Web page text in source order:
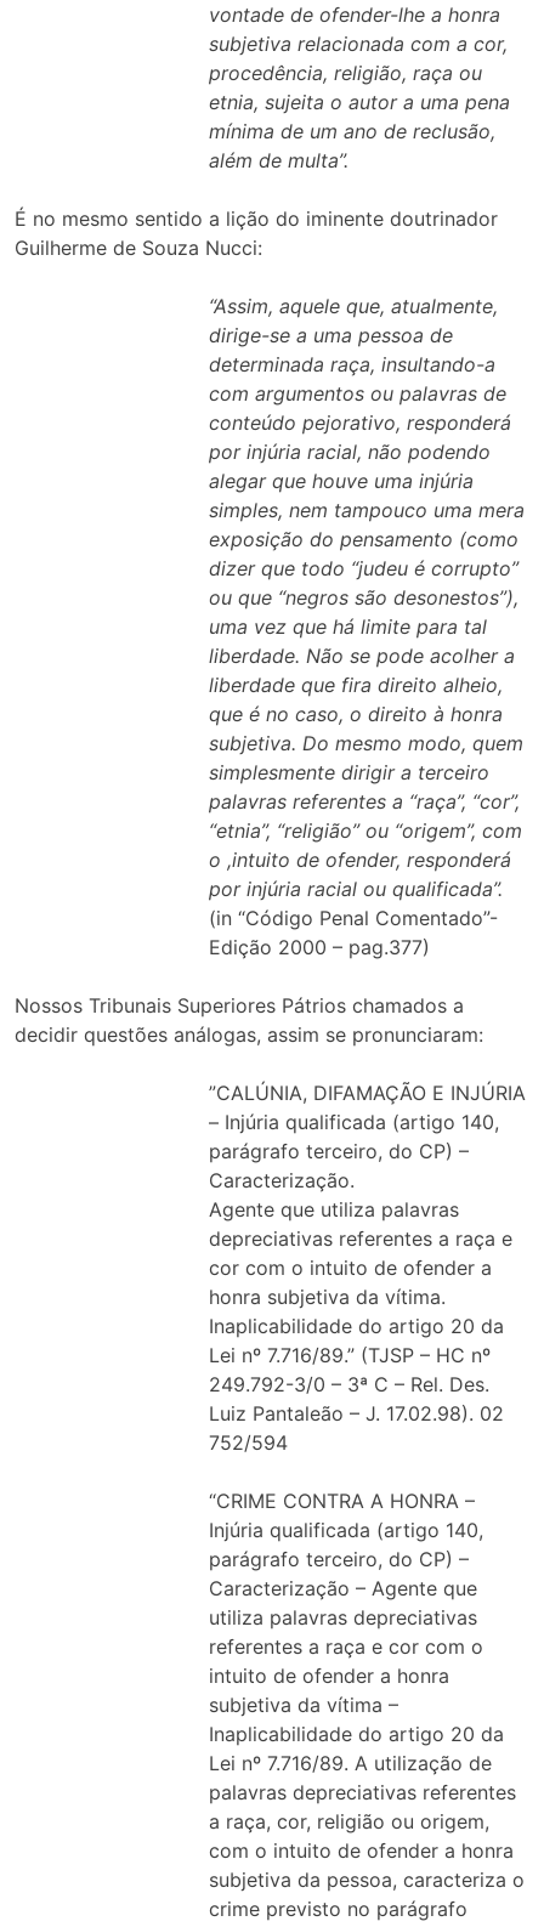
vontade de ofender-lhe a honra
subjetiva relacionada com a cor,
procedência, religião, raça ou
etnia, sujeita o autor a uma pena
mínima de um ano de reclusão,
além de multa”.
É no mesmo sentido a lição do iminente doutrinador
Guilherme de Souza Nucci:
“Assim, aquele que, atualmente,
dirige-se a uma pessoa de
determinada raça, insultando-a
com argumentos ou palavras de
conteúdo pejorativo, responderá
por injúria racial, não podendo
alegar que houve uma injúria
simples, nem tampouco uma mera
exposição do pensamento (como
dizer que todo “judeu é corrupto”
ou que “negros são desonestos”),
uma vez que há limite para tal
liberdade. Não se pode acolher a
liberdade que fira direito alheio,
que é no caso, o direito à honra
subjetiva. Do mesmo modo, quem
simplesmente dirigir a terceiro
palavras referentes a “raça”, “cor”,
“etnia”, “religião” ou “origem”, com
o ,intuito de ofender, responderá
por injúria racial ou qualificada”.
(in “Código Penal Comentado”-
Edição 2000 – pag.377)
Nossos Tribunais Superiores Pátrios chamados a
decidir questões análogas, assim se pronunciaram:
”CALÚNIA, DIFAMAÇÃO E INJÚRIA
– Injúria qualificada (artigo 140,
parágrafo terceiro, do CP) –
Caracterização.
Agente que utiliza palavras
depreciativas referentes a raça e
cor com o intuito de ofender a
honra subjetiva da vítima.
Inaplicabilidade do artigo 20 da
Lei nº 7.716/89.” (TJSP – HC nº
249.792-3/0 – 3ª C – Rel. Des.
Luiz Pantaleão – J. 17.02.98). 02
752/594
“CRIME CONTRA A HONRA –
Injúria qualificada (artigo 140,
parágrafo terceiro, do CP) –
Caracterização – Agente que
utiliza palavras depreciativas
referentes a raça e cor com o
intuito de ofender a honra
subjetiva da vítima –
Inaplicabilidade do artigo 20 da
Lei nº 7.716/89. A utilização de
palavras depreciativas referentes
a raça, cor, religião ou origem,
com o intuito de ofender a honra
subjetiva da pessoa, caracteriza o
crime previsto no parágrafo